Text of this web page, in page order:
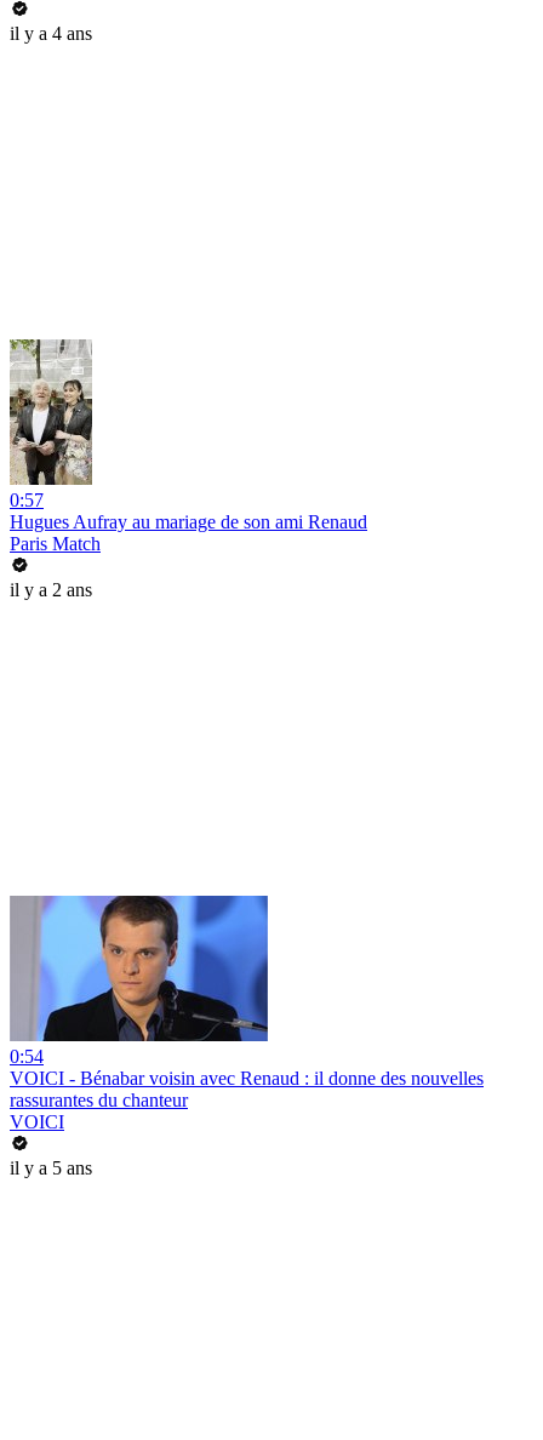
il y a 4 ans
0:57
Hugues Aufray au mariage de son ami Renaud
Paris Match
il y a 2 ans
0:54
VOICI - Bénabar voisin avec Renaud : il donne des nouvelles
rassurantes du chanteur
VOICI
il y a 5 ans